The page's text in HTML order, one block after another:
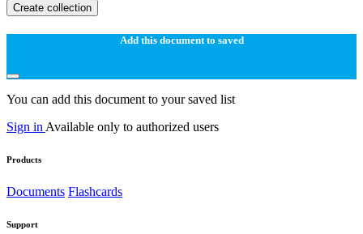
Create collection
Add this document to saved
You can add this document to your saved list
Sign in Available only to authorized users
Products
Documents Flashcards
Support